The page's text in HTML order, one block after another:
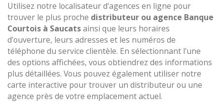
Utilisez notre localisateur d'agences en ligne pour
trouver le plus proche distributeur ou agence Banque
Courtois à Saucatsainsi que leurs horaires
d'ouverture, leurs adresses et les numéros de
téléphone du service clientèle. En sélectionnant l'une
des options affichées, vous obtiendrez des informations
plus détaillées. Vous pouvez également utiliser notre
carte interactive pour trouver un distributeur ou une
agence près de votre emplacement actuel.